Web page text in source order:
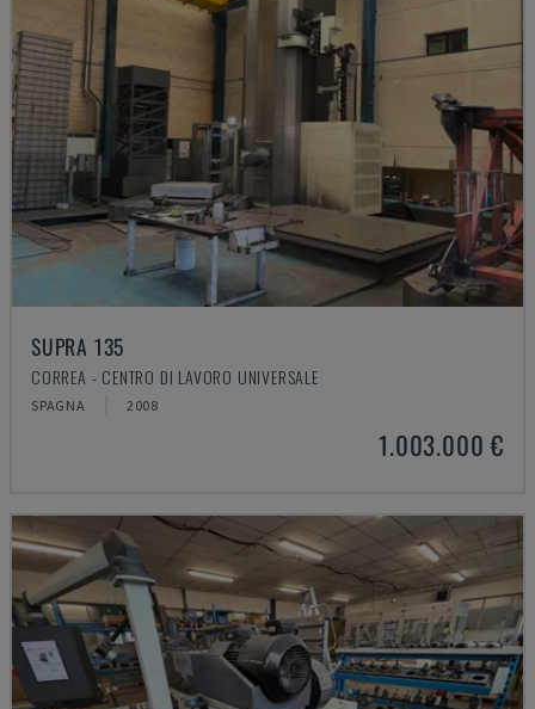
SUPRA 135
CORREA - CENTRO DI LAVORO UNIVERSALE
SPAGNA 2008
1.003.000 €